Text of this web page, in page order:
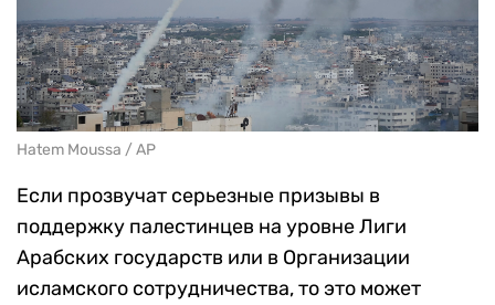
Hatem Moussa / AP
Если прозвучат серьезные призывы в
поддержку палестинцев на уровне Лиги
Арабских государств или в Организации
исламского сотрудничества, то это может